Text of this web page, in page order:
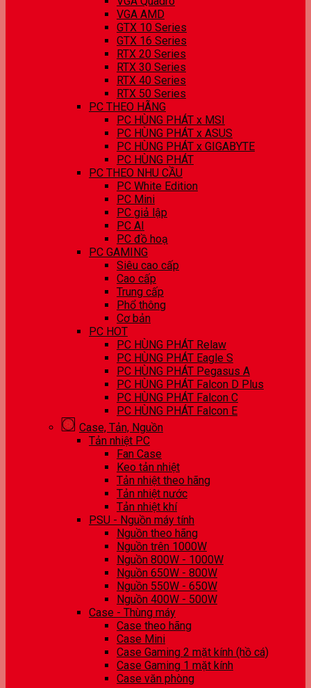
VGA AMD
GTX 10 Series
GTX 16 Series
RTX 20 Series
RTX 30 Series
RTX 40 Series
RTX 50 Series
PC THEO HÃNG
PC HÙNG PHÁT x MSI
PC HÙNG PHÁT x ASUS
PC HÙNG PHÁT x GIGABYTE
PC HÙNG PHÁT
PC THEO NHU CẦU
PC White Edition
PC Mini
PC giả lập
PC AI
PC đồ hoạ
PC GAMING
Siêu cao cấp
Cao cấp
Trung cấp
Phổ thông
Cơ bản
PC HOT
PC HÙNG PHÁT Relaw
PC HÙNG PHÁT Eagle S
PC HÙNG PHÁT Pegasus A
PC HÙNG PHÁT Falcon D Plus
PC HÙNG PHÁT Falcon C
PC HÙNG PHÁT Falcon E
Case, Tản, Nguồn
Tản nhiệt PC
Fan Case
Keo tản nhiệt
Tản nhiệt theo hãng
Tản nhiệt nước
Tản nhiệt khí
PSU - Nguồn máy tính
Nguồn theo hãng
Nguồn trên 1000W
Nguồn 800W - 1000W
Nguồn 650W - 800W
Nguồn 550W - 650W
Nguồn 400W - 500W
Case - Thùng máy
Case theo hãng
Case Mini
Case Gaming 2 mặt kính (hồ cá)
Case Gaming 1 mặt kính
Case văn phòng